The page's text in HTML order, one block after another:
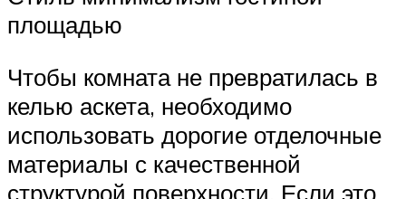
площадью
Чтобы комната не превратилась в
келью аскета, необходимо
использовать дорогие отделочные
материалы с качественной
структурой поверхности. Если это